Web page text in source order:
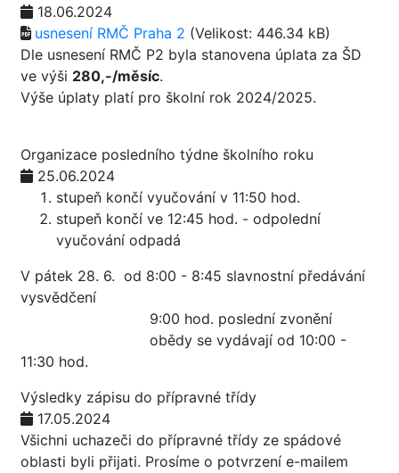
18.06.2024
usnesení RMČ Praha 2 (Velikost: 446.34 kB)
Dle usnesení RMČ P2 byla stanovena úplata za ŠD
ve výši 280,-/měsíc.
Výše úplaty platí pro školní rok 2024/2025.
Organizace posledního týdne školního roku
25.06.2024
stupeň končí vyučování v 11:50 hod.
stupeň končí ve 12:45 hod. - odpolední
vyučování odpadá
V pátek 28. 6. od 8:00 - 8:45 slavnostní předávání
vysvědčení
9:00 hod. poslední zvonění
obědy se vydávají od 10:00 -
11:30 hod.
Výsledky zápisu do přípravné třídy
17.05.2024
Všichni uchazeči do přípravné třídy ze spádové
oblasti byli přijati. Prosíme o potvrzení e-mailem